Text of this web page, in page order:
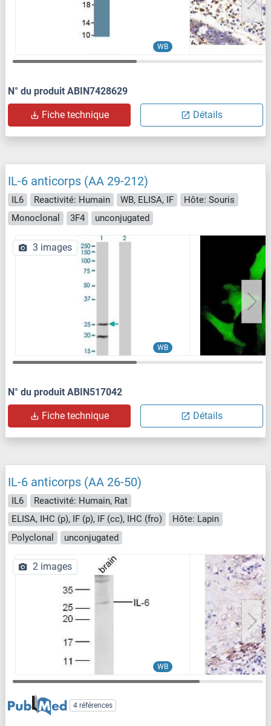
WB
N° du produit ABIN7428629
Fiche technique Détails
IL-6 anticorps (AA 29-212)
IL6 Reactivité: Humain WB, ELISA, IF
Hôte: Souris
Monoclonal
3F4 unconjugated
WB
3 images
N° du produit ABIN517042
Fiche technique Détails
IL-6 anticorps (AA 26-50)
IL6
Reactivité: Humain, Rat
ELISA, IHC (p), IF (p), IF (cc), IHC (fro)
Hôte: Lapin
Polyclonal
unconjugated
WB
2 images
4 références